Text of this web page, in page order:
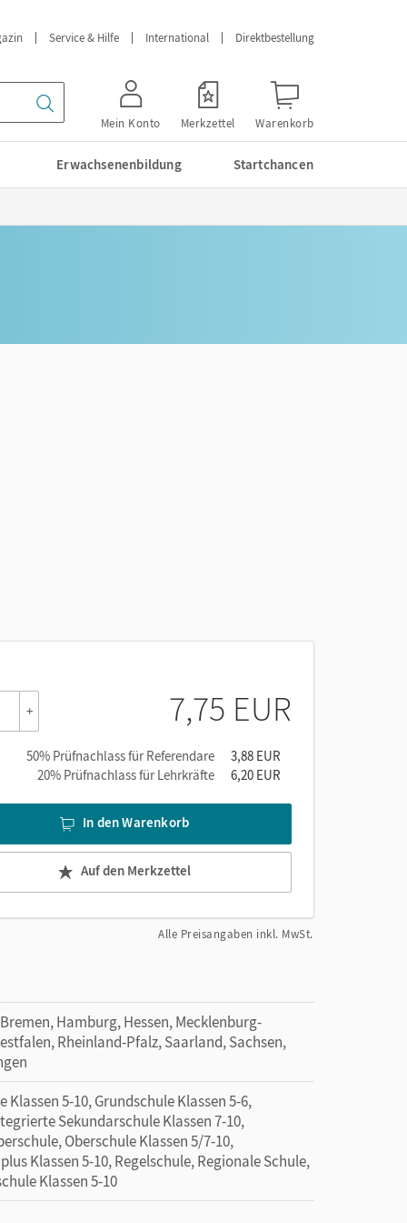
Service & Hilfe International Direktbestellung
Mein Konto Merkzettel Warenkorb
Erwachsenenbildung Startchancen
+ 7,75 EUR
50% Prüfnachlass für Referendare
3,88 EUR
20% Prüfnachlass für Lehrkräfte
6,20 EUR
In den Warenkorb
Auf den Merkzettel
Alle Preisangaben inkl. MwSt.
Hamburg, Hessen, Mecklenburg-
Rheinland-Pfalz, Saarland, Sachsen,
5-10, Grundschule Klassen 5-6,
Sekundarschule Klassen 7-10,
Oberschule Klassen 5/7-10,
Klassen 5-10, Regelschule, Regionale Schule,
Klassen 5-10